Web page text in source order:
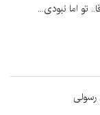
تو اما نبودی...